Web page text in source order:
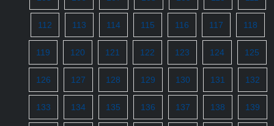
112 113 114 115 116 117 118
119 120 121 122 123 124 125
126 127 128 129 130 131 132
133 134 135 136 137 138 139